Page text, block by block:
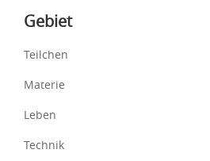
Inhalte
Gebiet
Teilchen
Materie
Leben
Technik